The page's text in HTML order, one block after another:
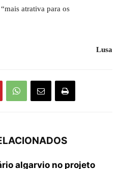
atrativa para os
Lusa
algarvio no projeto